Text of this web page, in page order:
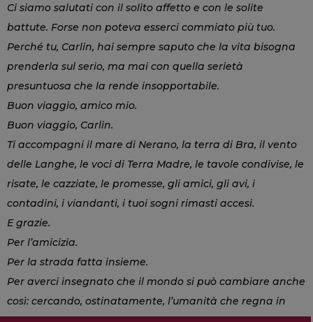
Ci siamo salutati con il solito affetto e con le solite
battute. Forse non poteva esserci commiato più tuo.
Perché tu, Carlin, hai sempre saputo che la vita bisogna
prenderla sul serio, ma mai con quella serietà
presuntuosa che la rende insopportabile.
Buon viaggio, amico mio.
Buon viaggio, Carlin.
Ti accompagni il mare di Nerano, la terra di Bra, il vento
delle Langhe, le voci di Terra Madre, le tavole condivise, le
risate, le cazziate, le promesse, gli amici, gli avi, i
contadini, i viandanti, i tuoi sogni rimasti accesi.
E grazie.
Per l’amicizia.
Per la strada fatta insieme.
Per averci insegnato che il mondo si può cambiare anche
così: cercando, ostinatamente, l’umanità che regna in